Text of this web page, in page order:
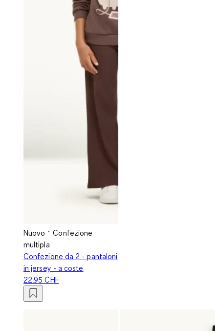
Nuovo
Confezione
multipla
Confezione da 2 - pantaloni
in jersey - a coste
22.95 CHF